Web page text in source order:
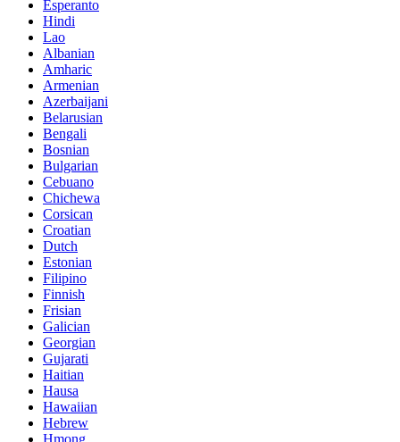
Esperanto
Hindi
Lao
Albanian
Amharic
Armenian
Azerbaijani
Belarusian
Bengali
Bosnian
Bulgarian
Cebuano
Chichewa
Corsican
Croatian
Dutch
Estonian
Filipino
Finnish
Frisian
Galician
Georgian
Gujarati
Haitian
Hausa
Hawaiian
Hebrew